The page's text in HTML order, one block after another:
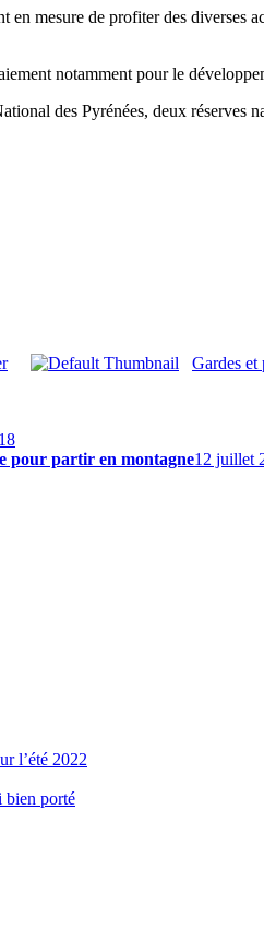
en mesure de profiter des diverses
notamment pour le
des Pyrénées, deux
Gardes et
pour partir en montagne12 juillet
l’été 2022
bien porté